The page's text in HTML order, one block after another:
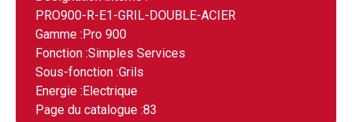
PRO900-R-E1-GRIL-DOUBLE-ACIER
Gamme :Pro 900
Fonction :Simples Services
Sous-fonction :Grils
Energie :Electrique
Page du catalogue :83